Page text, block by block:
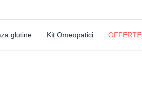
glutine Kit Omeopatici OFFERTE